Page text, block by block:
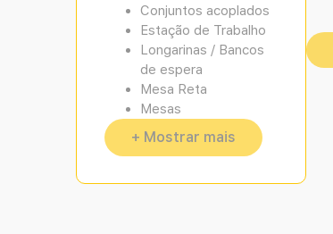
Conjuntos acoplados
Estação de Trabalho
Longarinas / Bancos
de espera
Mesa Reta
Mesas
+ Mostrar mais